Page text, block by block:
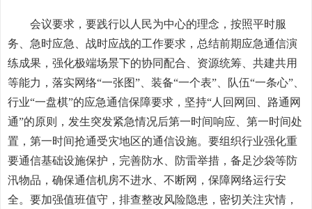
会议要求，要践行以人民为中心的理念，按照平时服
务、急时应急、战时应战的工作要求，总结前期应急通信演
练成果，强化极端场景下的协同配合、资源统筹、共建共用
等能力，落实网络“一张图”、装备“一个表”、队伍“一条心”、
行业“一盘棋”的应急通信保障要求，坚持“人回网回、路通网
通”的原则，发生突发紧急情况后第一时间响应、第一时间处
置，第一时间抢通受灾地区的通信设施。要组织行业强化重
要通信基础设施保护，完善防水、防雷举措，备足沙袋等防
汛物品，确保通信机房不进水、不断网，保障网络运行安
全。要加强值班值守，排查整改风险隐患，密切关注灾情，